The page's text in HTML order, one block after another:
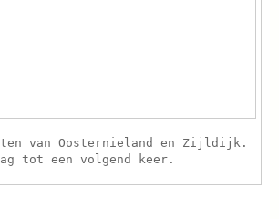
van Oosternieland en Zijldijk.
tot een volgend keer.